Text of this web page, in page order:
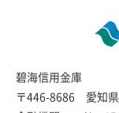
碧海信用金庫
〒446-8686 愛知